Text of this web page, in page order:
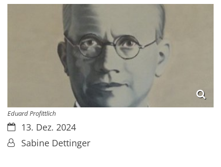
Eduard Profittlich
Datum:13. Dez. 2024
Von:Sabine Dettinger